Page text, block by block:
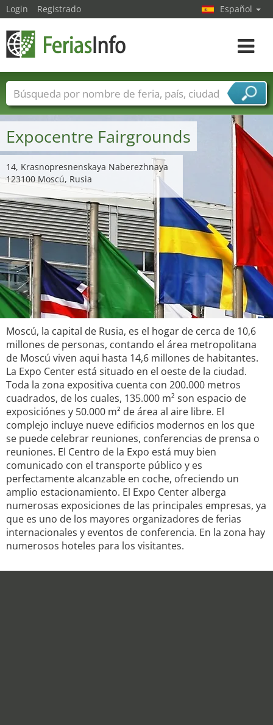
Expocentre Fairgrounds
14, Krasnopresnenskaya Naberezhnaya
123100 Moscú, Rusia
Moscú, la capital de Rusia, es el hogar de cerca de 10,6
millones de personas, contando el área metropolitana
de Moscú viven aqui hasta 14,6 millones de habitantes.
La Expo Center está situado en el oeste de la ciudad.
Toda la zona expositiva cuenta con 200.000 metros
cuadrados, de los cuales, 135.000 m² son espacio de
exposiciónes y 50.000 m² de área al aire libre. El
complejo incluye nueve edificios modernos en los que
se puede celebrar reuniones, conferencias de prensa o
reuniones. El Centro de la Expo está muy bien
comunicado con el transporte público y es
perfectamente alcanzable en coche, ofreciendo un
amplio estacionamiento. El Expo Center alberga
numerosas exposiciones de las principales empresas, ya
que es uno de los mayores organizadores de ferias
internacionales y eventos de conferencia. En la zona hay
numerosos hoteles para los visitantes.
Login Registrado Español
toggle
Nombres de ferias Países
Ciudades
Sectores de ferias
Sectores de proveedor de servicios